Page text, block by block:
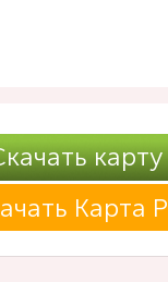
карту
Карта